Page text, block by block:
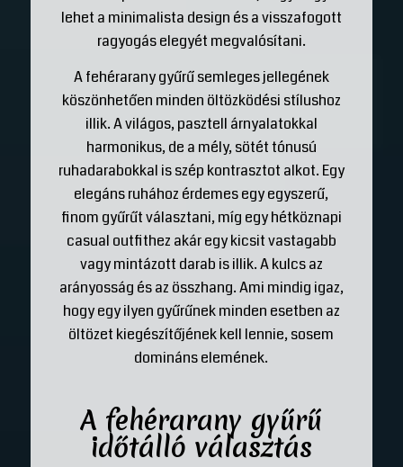
lehet a minimalista design és a visszafogott
ragyogás elegyét megvalósítani.
A fehérarany gyűrű semleges jellegének
köszönhetően minden öltözködési stílushoz
illik. A világos, pasztell árnyalatokkal
harmonikus, de a mély, sötét tónusú
ruhadarabokkal is szép kontrasztot alkot. Egy
elegáns ruhához érdemes egy egyszerű,
finom gyűrűt választani, míg egy hétköznapi
casual outfithez akár egy kicsit vastagabb
vagy mintázott darab is illik. A kulcs az
arányosság és az összhang. Ami mindig igaz,
hogy egy ilyen gyűrűnek minden esetben az
öltözet kiegészítőjének kell lennie, sosem
domináns elemének.
A fehérarany gyűrű
időtálló választás